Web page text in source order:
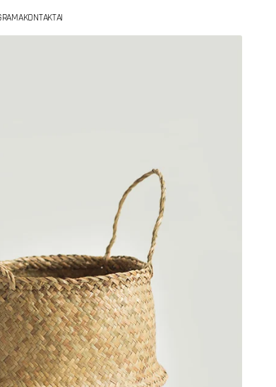
KONTAKTAI
Atidaryti
pagrindinę
mediją
galerijos
rodinyje